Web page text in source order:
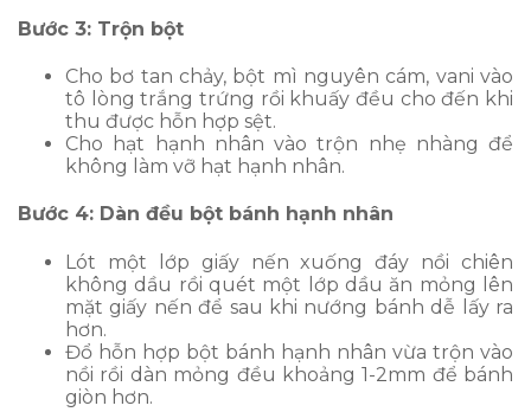
Bước 3: Trộn bột
Cho bơ tan chảy, bột mì nguyên cám, vani vào
tô lòng trắng trứng rồi khuấy đều cho đến khi
thu được hỗn hợp sệt.
Cho hạt hạnh nhân vào trộn nhẹ nhàng để
không làm vỡ hạt hạnh nhân.
Bước 4: Dàn đều bột bánh hạnh nhân
Lót một lớp giấy nến xuống đáy nồi chiên
không dầu rồi quét một lớp dầu ăn mỏng lên
mặt giấy nến để sau khi nướng bánh dễ lấy ra
hơn.
Đổ hỗn hợp bột bánh hạnh nhân vừa trộn vào
nồi rồi dàn mỏng đều khoảng 1-2mm để bánh
giòn hơn.